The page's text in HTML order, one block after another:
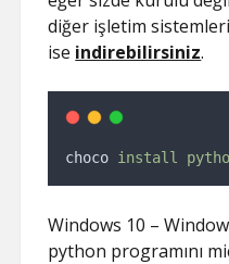
diğer işletim
ise indirebilirsiniz.
choco install
Windows 10 –
python programını